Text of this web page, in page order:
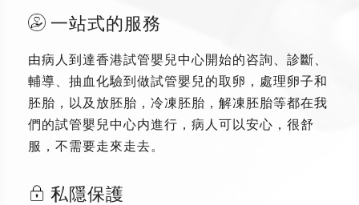
一站式的服務
由病人到達香港試管嬰兒中心開始的咨詢、診斷、
輔導、抽血化驗到做試管嬰兒的取卵，處理卵子和
胚胎，以及放胚胎，冷凍胚胎，解凍胚胎等都在我
們的試管嬰兒中心内進行，病人可以安心，很舒
服，不需要走來走去。
私隱保護